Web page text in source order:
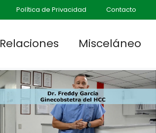
Política de Privacidad Contacto
Relaciones Misceláneo